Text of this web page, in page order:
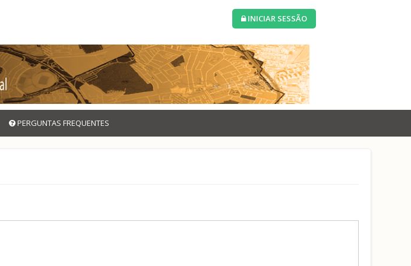
INICIAR SESSÃO
PERGUNTAS FREQUENTES